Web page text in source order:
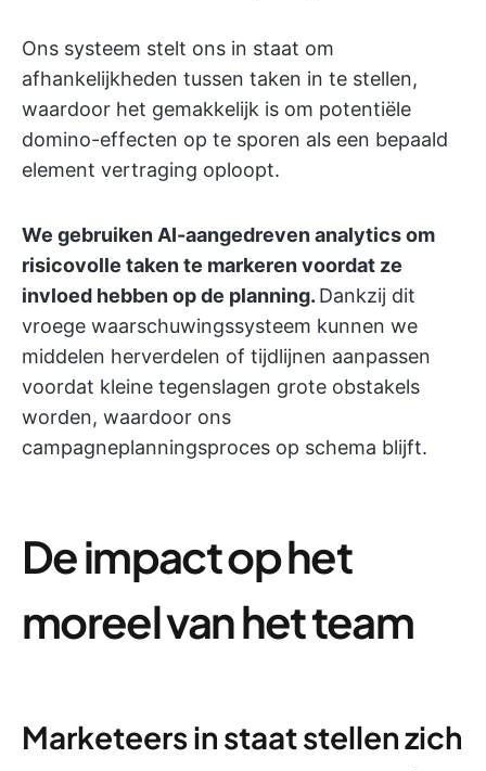
Ons systeem stelt ons in staat om
afhankelijkheden tussen taken in te stellen,
waardoor het gemakkelijk is om potentiële
domino-effecten op te sporen als een bepaald
element vertraging oploopt.
We gebruiken AI-aangedreven analytics om
risicovolle taken te markeren voordat ze
invloed hebben op de planning. Dankzij dit
vroege waarschuwingssysteem kunnen we
middelen herverdelen of tijdlijnen aanpassen
voordat kleine tegenslagen grote obstakels
worden, waardoor ons
campagneplanningsproces op schema blijft.
De impact op het
moreel van het team
Marketeers in staat stellen zich